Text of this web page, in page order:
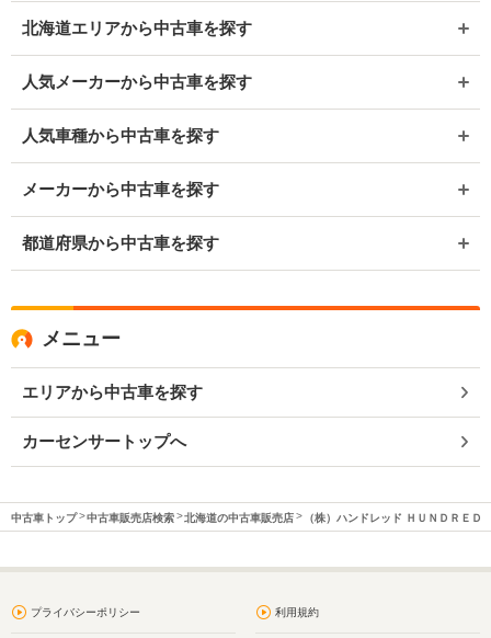
北海道エリアから中古車を探す
人気メーカーから中古車を探す
人気車種から中古車を探す
メーカーから中古車を探す
都道府県から中古車を探す
メニュー
エリアから中古車を探す
カーセンサートップへ
中古車トップ 中古車販売店検索 北海道の中古車販売店 （株）ハンドレッド ＨＵＮＤＲＥ
プライバシーポリシー 利用規約